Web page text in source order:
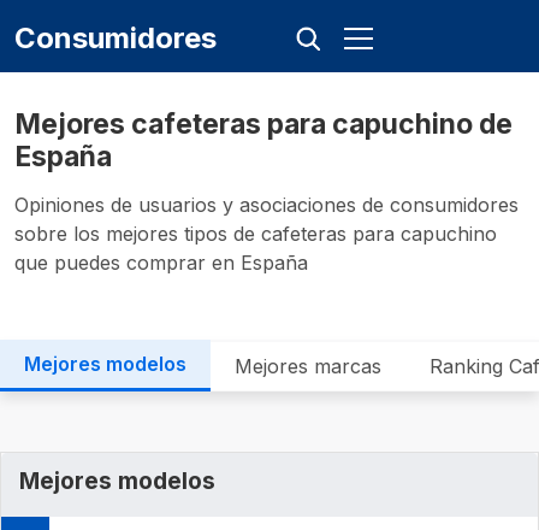
Consumidores
Mejores cafeteras para capuchino de
España
Opiniones de usuarios y asociaciones de consumidores
sobre los mejores tipos de cafeteras para capuchino
que puedes comprar en España
Mejores modelos Mejores marcas Ranking
Mejores modelos